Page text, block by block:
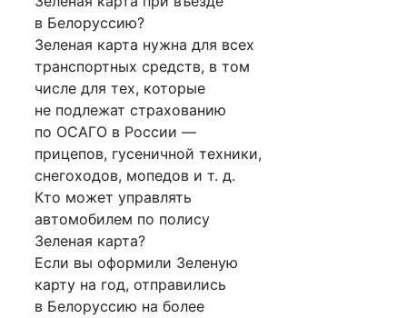
в Белоруссию?
Зеленая карта нужна для всех
транспортных средств, в том
числе для тех, которые
не подлежат страхованию
по ОСАГО в России —
прицепов, гусеничной техники,
снегоходов, мопедов и т. д.
Кто может управлять
автомобилем по полису
Зеленая карта?
Если вы оформили Зеленую
карту на год, отправились
в Белоруссию на более